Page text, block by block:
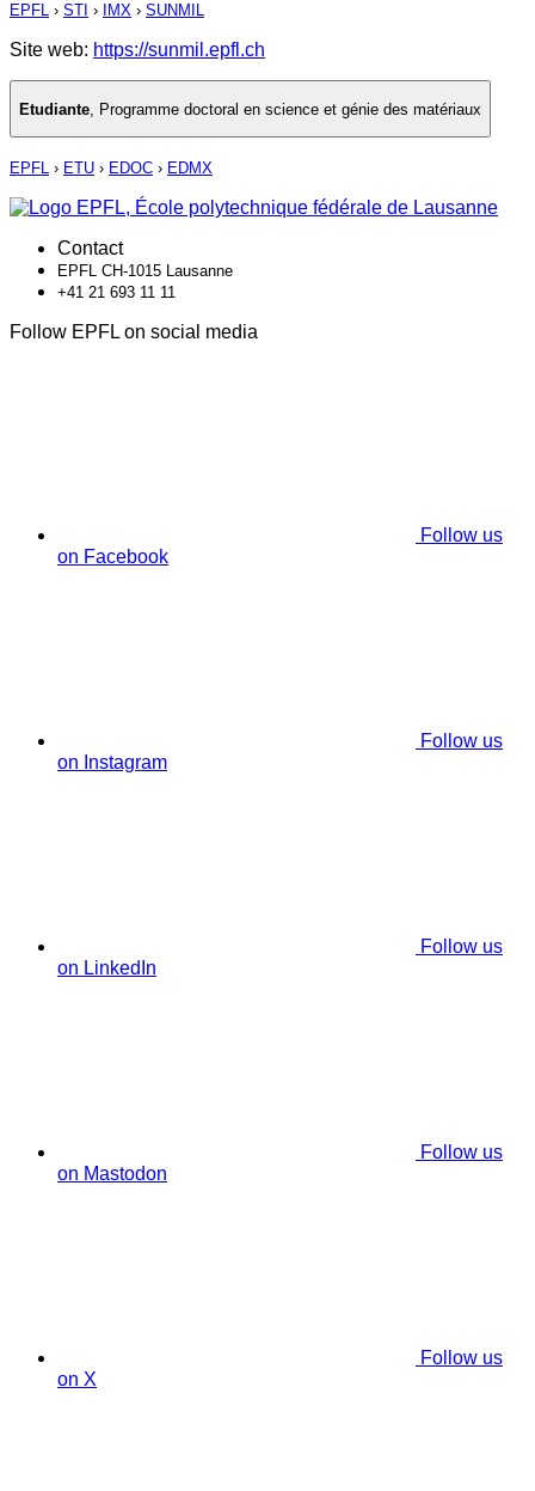
EPFL › STI › IMX › SUNMIL
Site web: https://sunmil.epfl.ch
Etudiante Programme doctoral en science et génie des matériaux
EPFL › ETU › EDOC › EDMX
Contact
EPFL CH-1015 Lausanne
+41 21 693 11 11
Follow EPFL on social media
Follow us
on Facebook
Follow us
on Instagram
Follow us
on LinkedIn
Follow us
on Mastodon
Follow us
on X